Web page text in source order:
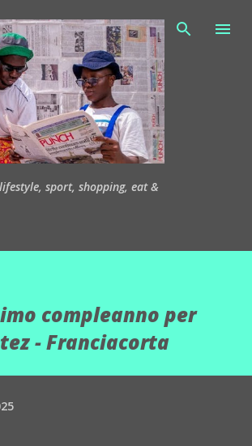
ai contenuti principali
sport, shopping, eat &
compleanno per
- Franciacorta